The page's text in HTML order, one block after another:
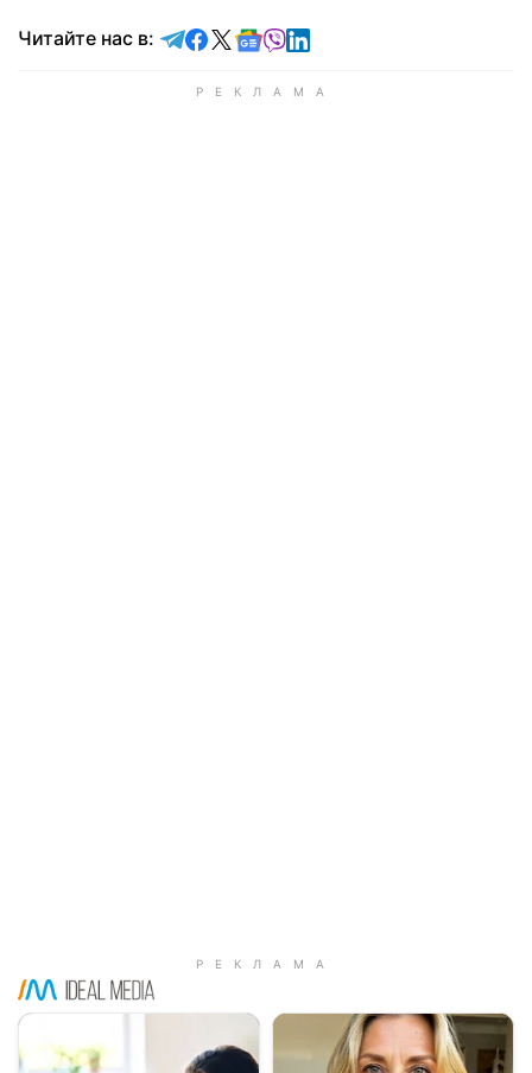
Читайте нас в: Читайте в Telegram
Читайте в Facebook
Читайте в X
Читайте в Google news
Читайте в Viber
Читайте в LinkedIn